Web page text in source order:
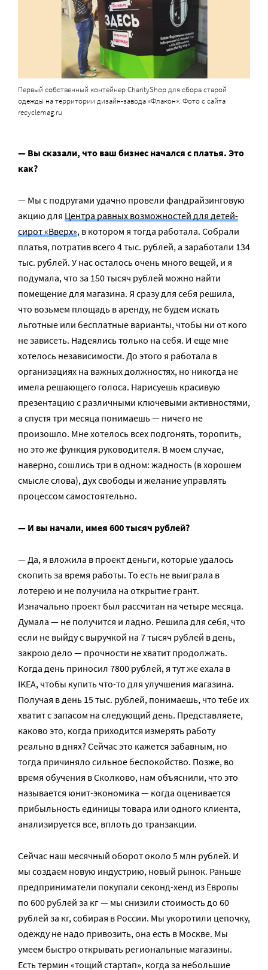
Первый собственный контейнер CharityShop для сбора старой
одежды на территории дизайн-завода «Флакон». Фото с сайта
recyclemag.ru
— Вы сказали, что ваш бизнес начался с платья. Это
как?
— Мы с подругами удачно провели фандрайзинговую
акцию для Центра равных возможностей для детей-
сирот «Вверх», в котором я тогда работала. Собрали
платья, потратив всего 4 тыс. рублей, а заработали 134
тыс. рублей. У нас осталось очень много вещей, и я
подумала, что за 150 тысяч рублей можно найти
помещение для магазина. Я сразу для себя решила,
что возьмем площадь в аренду, не будем искать
льготные или бесплатные варианты, чтобы ни от кого
не зависеть. Надеялись только на себя. И еще мне
хотелось независимости. До этого я работала в
организациях на важных должностях, но никогда не
имела решающего голоса. Нарисуешь красивую
презентацию с различными ключевыми активностями,
а спустя три месяца понимаешь — ничего не
произошло. Мне хотелось всех подгонять, торопить,
но это же функция руководителя. В моем случае,
наверно, сошлись три в одном: жадность (в хорошем
смысле слова), дух свободы и желание управлять
процессом самостоятельно.
— И вы начали, имея 600 тысяч рублей?
— Да, я вложила в проект деньги, которые удалось
скопить за время работы. То есть не выиграла в
лотерею и не получила на открытие грант.
Изначально проект был рассчитан на четыре месяца.
Думала — не получится и ладно. Решила для себя, что
если не выйду с выручкой на 7 тысяч рублей в день,
закрою дело — прочности не хватит продолжать.
Когда день приносил 7800 рублей, я тут же ехала в
IKEA, чтобы купить что-то для улучшения магазина.
Получая в день 15 тыс. рублей, понимаешь, что тебе их
хватит с запасом на следующий день. Представляете,
каково это, когда приходится измерять работу
реально в днях? Сейчас это кажется забавным, но
тогда причиняло сильное беспокойство. Позже, во
время обучения в Сколково, нам объяснили, что это
называется юнит-экономика — когда оценивается
прибыльность единицы товара или одного клиента,
анализируется все, вплоть до транзакции.
Сейчас наш месячный оборот около 5 млн рублей. И
мы создаем новую индустрию, новый рынок. Раньше
предприниматели покупали секонд-хенд из Европы
по 600 рублей за кг — мы снизили стоимость до 60
рублей за кг, собирая в России. Мы укоротили цепочку,
одежду не надо привозить, она есть в Москве. Мы
умеем быстро открывать региональные магазины.
Есть термин «тощий стартап», когда за небольшие